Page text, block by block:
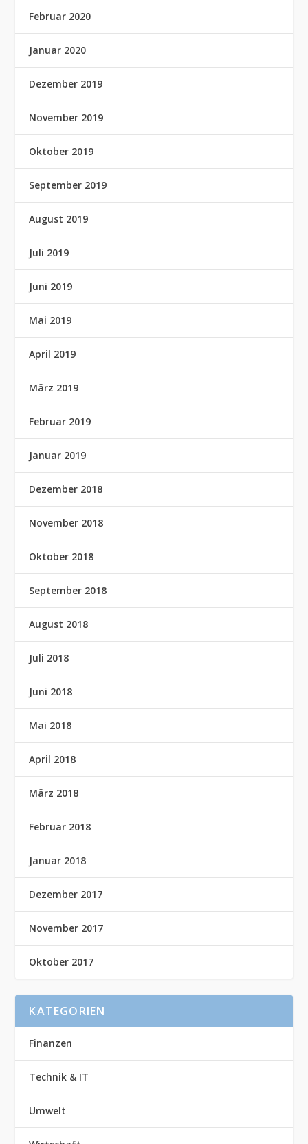
Februar 2020
Januar 2020
Dezember 2019
November 2019
Oktober 2019
September 2019
August 2019
Juli 2019
Juni 2019
Mai 2019
April 2019
März 2019
Februar 2019
Januar 2019
Dezember 2018
November 2018
Oktober 2018
September 2018
August 2018
Juli 2018
Juni 2018
Mai 2018
April 2018
März 2018
Februar 2018
Januar 2018
Dezember 2017
November 2017
Oktober 2017
KATEGORIEN
Finanzen
Technik & IT
Umwelt